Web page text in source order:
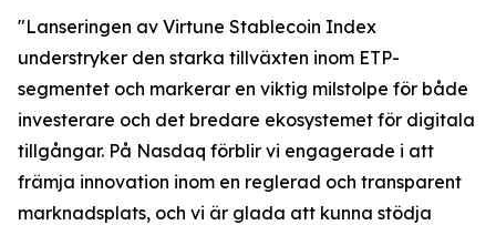
"Lanseringen av Virtune Stablecoin Index
understryker den starka tillväxten inom ETP-
segmentet och markerar en viktig milstolpe för både
investerare och det bredare ekosystemet för digitala
tillgångar. På Nasdaq förblir vi engagerade i att
främja innovation inom en reglerad och transparent
marknadsplats, och vi är glada att kunna stödja